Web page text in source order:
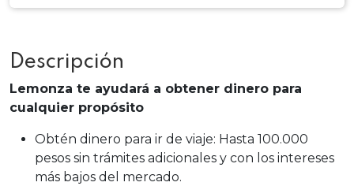
Descripción
Lemonza te ayudará a obtener dinero para
cualquier propósito
Obtén dinero para ir de viaje: Hasta 100.000
pesos sin trámites adicionales y con los intereses
más bajos del mercado.